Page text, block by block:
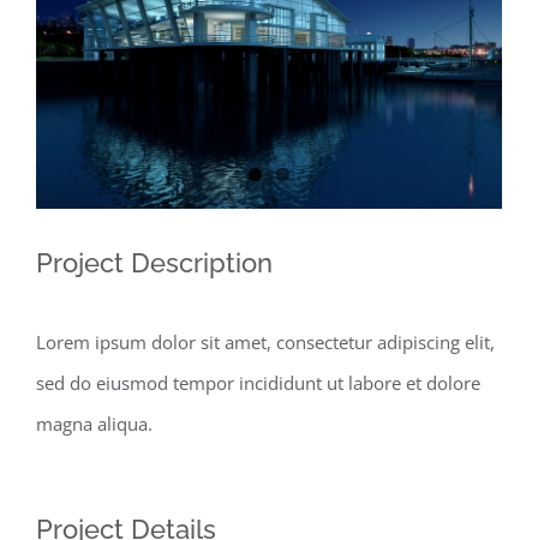
Project Description
Lorem ipsum dolor sit amet, consectetur adipiscing elit,
sed do eiusmod tempor incididunt ut labore et dolore
magna aliqua.
Project Details